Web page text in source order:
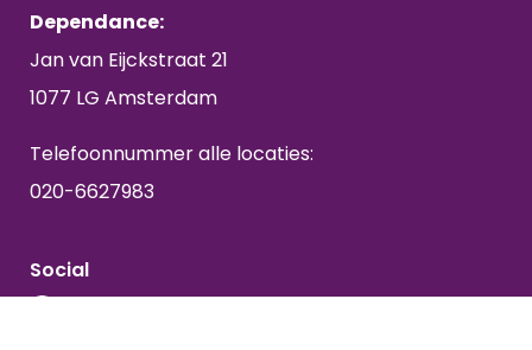
Dependance:
Jan van Eijckstraat 21
1077 LG Amsterdam
Telefoonnummer alle locaties:
020-6627983
Social